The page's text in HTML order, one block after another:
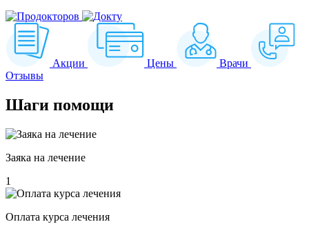
Акции Цены
Врачи
Отзывы
Шаги помощи
Заяка на лечение
1
Оплата курса лечения